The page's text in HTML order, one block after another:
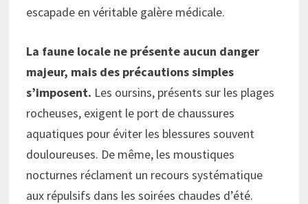
escapade en véritable galère médicale.
La faune locale ne présente aucun danger
majeur, mais des précautions simples
s’imposent. Les oursins, présents sur les plages
rocheuses, exigent le port de chaussures
aquatiques pour éviter les blessures souvent
douloureuses. De même, les moustiques
nocturnes réclament un recours systématique
aux répulsifs dans les soirées chaudes d’été.